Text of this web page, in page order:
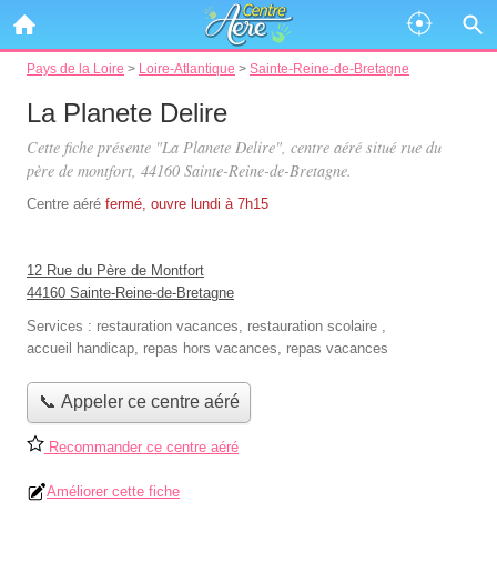
Pays de la Loire > Loire-Atlantique > Sainte-Reine-de-Bretagne
La Planete Delire
Cette fiche présente "La Planete Delire", centre aéré situé rue du
père de montfort, 44160 Sainte-Reine-de-Bretagne.
Centre aéré fermé, ouvre lundi à 7h15
12 Rue du Père de Montfort
44160 Sainte-Reine-de-Bretagne
Services : restauration vacances, restauration scolaire ,
accueil handicap, repas hors vacances, repas vacances
📞 Appeler ce centre aéré
Recommander ce centre aéré
Améliorer cette fiche